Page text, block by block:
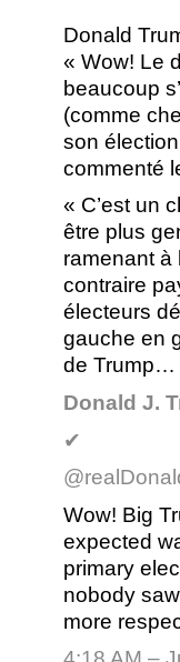
Donald
« Wow! Le
beaucoup
(comme
son
commenté
« C’est un
être plus
ramenant à
contraire
électeurs
gauche en
de Trump…
Donald J.
✔
Wow! Big
expected
primary
nobody
more